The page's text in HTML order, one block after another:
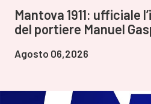
Mantova 1911: ufficiale
del portiere Manuel
Agosto 06,2026